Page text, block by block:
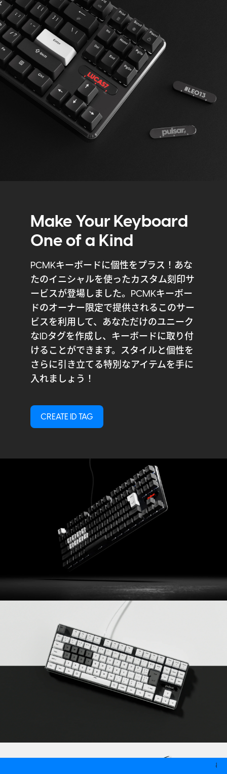
Make Your Keyboard
One of a Kind
PCMKキーボードに個性をプラス！あな
たのイニシャルを使ったカスタム刻印サ
ービスが登場しました。PCMKキーボー
ドのオーナー限定で提供されるこのサー
ビスを利用して、あなただけのユニーク
なIDタグを作成し、キーボードに取り付
けることができます。スタイルと個性を
さらに引き立てる特別なアイテムを手に
入れましょう！
CREATE ID TAG